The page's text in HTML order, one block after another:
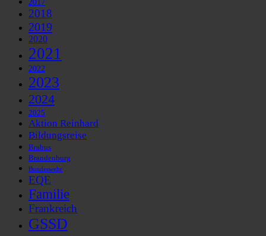
2017
2018
2019
2020
2021
2022
2023
2024
2025
Aktion Reinhard
Bildungsreise
Brabus
Brandenburg
Bundeswehr
EQE
Familie
Frankreich
GSSD